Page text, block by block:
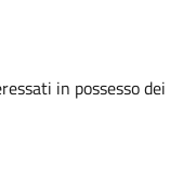
in possesso dei